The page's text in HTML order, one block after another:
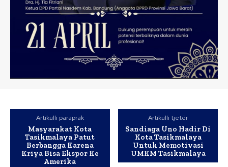
Artikulli paraprak
Masyarakat Kota
Tasikmalaya Patut
Berbangga Karena
Kriya Bisa Ekspor Ke
Amerika
Artikulli tjetër
Sandiaga Uno Hadir Di
Kota Tasikmalaya
Untuk Memotivasi
UMKM Tasikmalaya